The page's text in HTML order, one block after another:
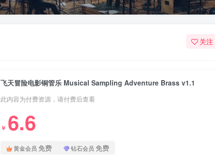
关注
飞天冒险电影铜管乐 Musical Sampling Adventure Brass v1.1
此内容为付费资源，请付费后查看
￥ 6.6
黄金会员 免费 钻石会员 免费